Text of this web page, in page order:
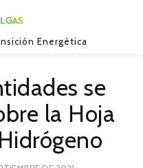
Energética
se
la Hoja